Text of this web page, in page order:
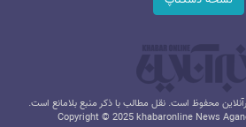
محفوظ است. نقل مطالب با ذکر منبع بلامانع است.
Copyright © 2025 khabaronline News